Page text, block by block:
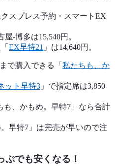
スプレス予約・スマートEX
-博多は15,540円。
EX早特21 」は14,640円。
で購入できる「 私たちも、か
ット早特3 」で指定席は3,850
も、かもめ。早特7」なら合計
早特7」は完売が早いので注
でも安くなる！